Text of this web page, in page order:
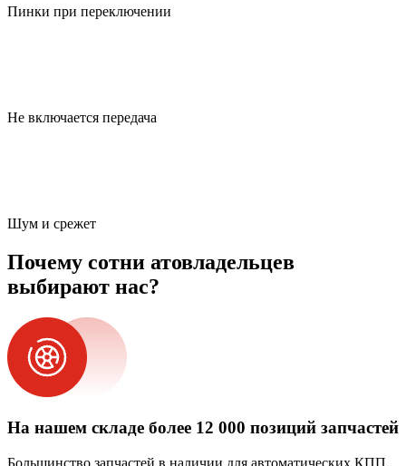
Пинки при переключении
Не включается передача
Шум и срежет
Почему сотни атовладельцев
выбирают нас?
На нашем складе более 12 000 позиций запчастей
Большинство запчастей в наличии для автоматических КПП.